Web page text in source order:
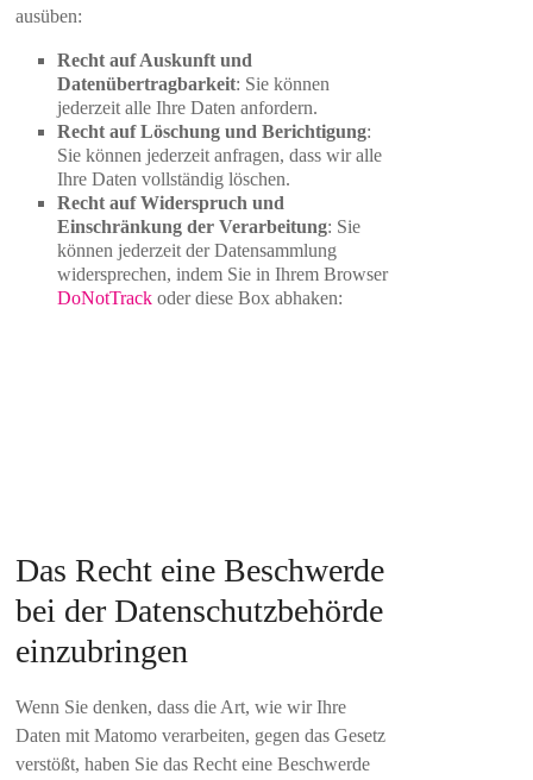
ausüben:
Recht auf Auskunft und
Datenübertragbarkeit: Sie können
jederzeit alle Ihre Daten anfordern.
Recht auf Löschung und Berichtigung:
Sie können jederzeit anfragen, dass wir alle
Ihre Daten vollständig löschen.
Recht auf Widerspruch und
Einschränkung der Verarbeitung: Sie
können jederzeit der Datensammlung
widersprechen, indem Sie in Ihrem Browser
DoNotTrack oder diese Box abhaken:
Das Recht eine Beschwerde
bei der Datenschutzbehörde
einzubringen
Wenn Sie denken, dass die Art, wie wir Ihre
Daten mit Matomo verarbeiten, gegen das Gesetz
verstößt, haben Sie das Recht eine Beschwerde